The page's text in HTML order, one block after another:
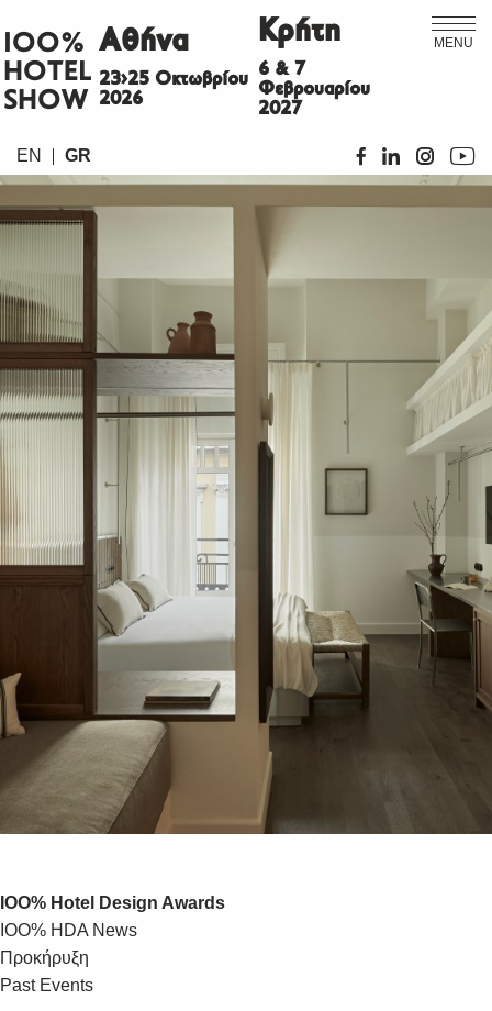
MENU
ΙΟΟ%
HOTEL
SHOW
Αθήνα
23>25 Οκτωβρίου
2026
Κρήτη
6 & 7
Φεβρουαρίου
2027
EN GR
IOO% Hotel Design Awards
IOO% HDA News
Προκήρυξη
Past Events